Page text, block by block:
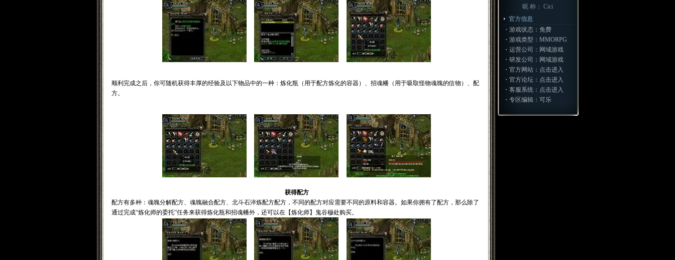
顺利完成之后，你可随机获得丰厚的经验及以下物品中的一种：炼化瓶（用于配方炼化的容器）、招魂幡（用于吸取怪物魂魄的信物）、配
方。
获得配方
配方有多种：魂魄分解配方、魂魄融合配方、北斗石淬炼配方配方，不同的配方对应需要不同的原料和容器。如果你拥有了配方，那么除了
通过完成“炼化师的委托”任务来获得炼化瓶和招魂幡外，还可以在【炼化师】鬼谷穆处购买。
昵 称： Cici
官方信息
・游戏状态：免费
・游戏类型：MMORPG
・运营公司：网域游戏
・研发公司：网域游戏
・官方网站： 点击进入
・官方论坛： 点击进入
・客服系统： 点击进入
・专区编辑：可乐